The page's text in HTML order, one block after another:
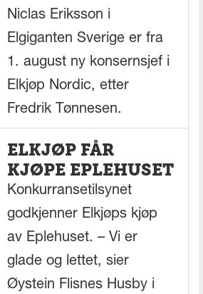
Niclas Eriksson i
Elgiganten Sverige er fra
1. august ny konsernsjef i
Elkjøp Nordic, etter
Fredrik Tønnesen.
ELKJØP FÅR
KJØPE EPLEHUSET
Konkurransetilsynet
godkjenner Elkjøps kjøp
av Eplehuset. – Vi er
glade og lettet, sier
Øystein Flisnes Husby i